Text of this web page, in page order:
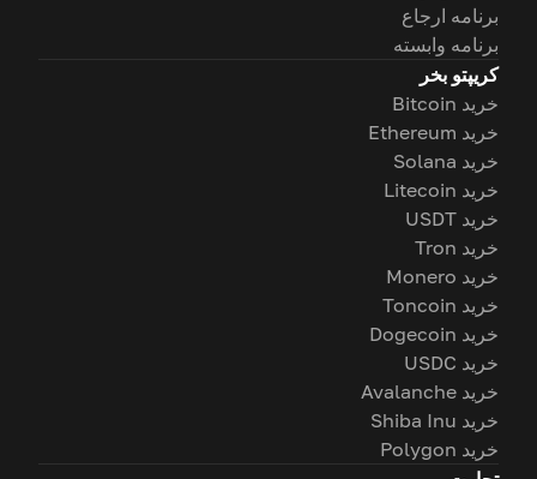
برنامه ارجاع
برنامه وابسته
کریپتو بخر
خرید Bitcoin
خرید Ethereum
خرید Solana
خرید Litecoin
خرید USDT
خرید Tron
خرید Monero
خرید Toncoin
خرید Dogecoin
خرید USDC
خرید Avalanche
خرید Shiba Inu
خرید Polygon